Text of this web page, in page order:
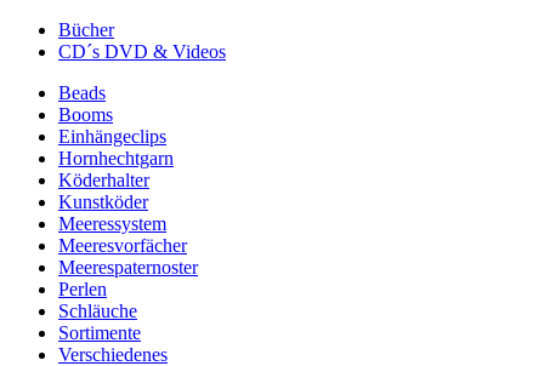
Bücher
CD´s DVD & Videos
Beads
Booms
Einhängeclips
Hornhechtgarn
Köderhalter
Kunstköder
Meeressystem
Meeresvorfächer
Meerespaternoster
Perlen
Schläuche
Sortimente
Verschiedenes